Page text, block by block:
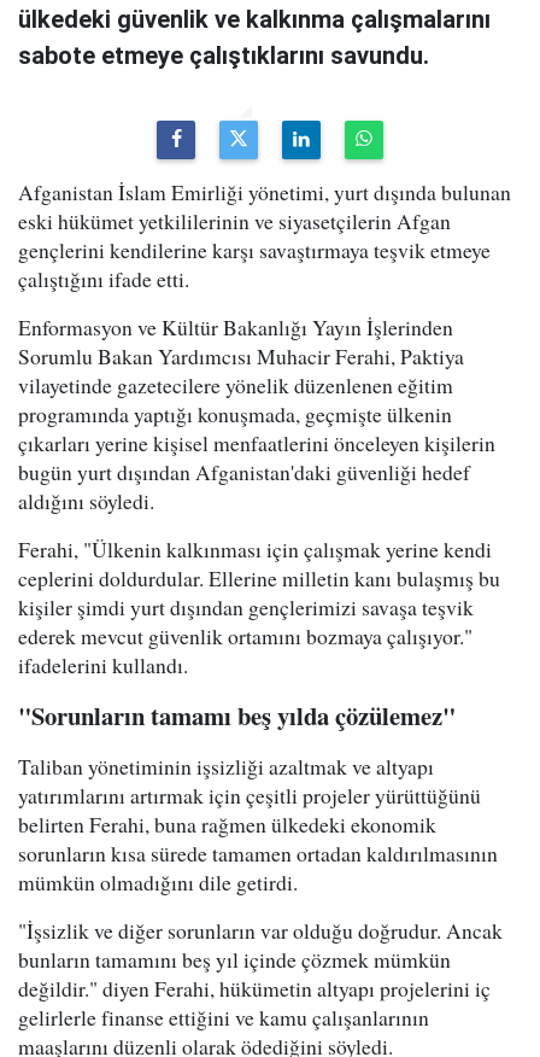
ülkedeki güvenlik ve kalkınma çalışmalarını
sabote etmeye çalıştıklarını savundu.
Afganistan İslam Emirliği yönetimi, yurt dışında bulunan
eski hükümet yetkililerinin ve siyasetçilerin Afgan
gençlerini kendilerine karşı savaştırmaya teşvik etmeye
çalıştığını ifade etti.
Enformasyon ve Kültür Bakanlığı Yayın İşlerinden
Sorumlu Bakan Yardımcısı Muhacir Ferahi, Paktiya
vilayetinde gazetecilere yönelik düzenlenen eğitim
programında yaptığı konuşmada, geçmişte ülkenin
çıkarları yerine kişisel menfaatlerini önceleyen kişilerin
bugün yurt dışından Afganistan'daki güvenliği hedef
aldığını söyledi.
Ferahi, "Ülkenin kalkınması için çalışmak yerine kendi
ceplerini doldurdular. Ellerine milletin kanı bulaşmış bu
kişiler şimdi yurt dışından gençlerimizi savaşa teşvik
ederek mevcut güvenlik ortamını bozmaya çalışıyor."
ifadelerini kullandı.
"Sorunların tamamı beş yılda çözülemez"
Taliban yönetiminin işsizliği azaltmak ve altyapı
yatırımlarını artırmak için çeşitli projeler yürüttüğünü
belirten Ferahi, buna rağmen ülkedeki ekonomik
sorunların kısa sürede tamamen ortadan kaldırılmasının
mümkün olmadığını dile getirdi.
"İşsizlik ve diğer sorunların var olduğu doğrudur. Ancak
bunların tamamını beş yıl içinde çözmek mümkün
değildir." diyen Ferahi, hükümetin altyapı projelerini iç
gelirlerle finanse ettiğini ve kamu çalışanlarının
maaşlarını düzenli olarak ödediğini söyledi.